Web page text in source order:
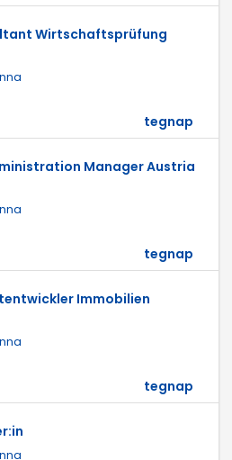
Wirtschaftsprüfung
tegnap
Manager Austria
tegnap
Immobilien
tegnap